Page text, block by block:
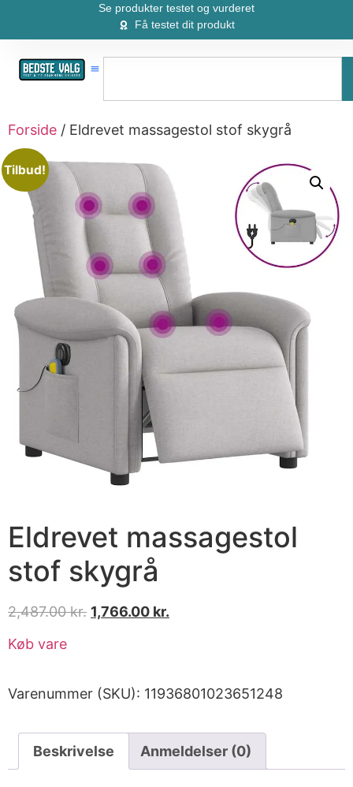
Se produkter testet og vurderet
Få testet dit produkt
Forside / Eldrevet massagestol stof skygrå
Tilbud!
Eldrevet massagestol
stof skygrå
2,487.00kr. 1,766.00 kr.
Køb vare
Varenummer (SKU): 11936801023651248
Beskrivelse Anmeldelser (0)